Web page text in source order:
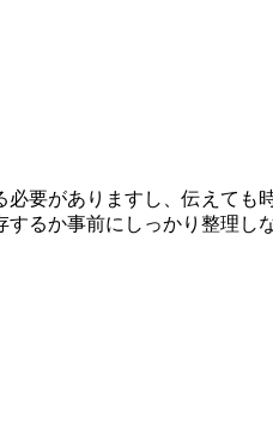
要がありますし、伝えても
るか事前にしっかり整理し